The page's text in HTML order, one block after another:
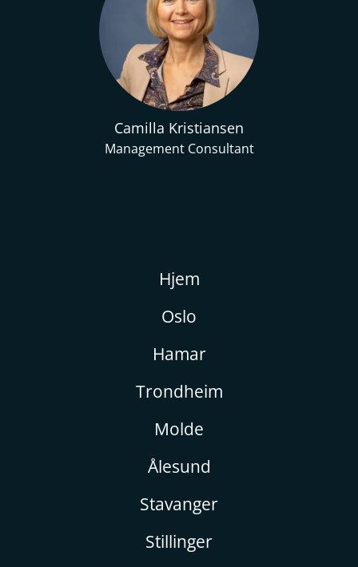
Camilla Kristiansen
Management Consultant
Hjem
Oslo
Hamar
Trondheim
Molde
Ålesund
Stavanger
Stillinger